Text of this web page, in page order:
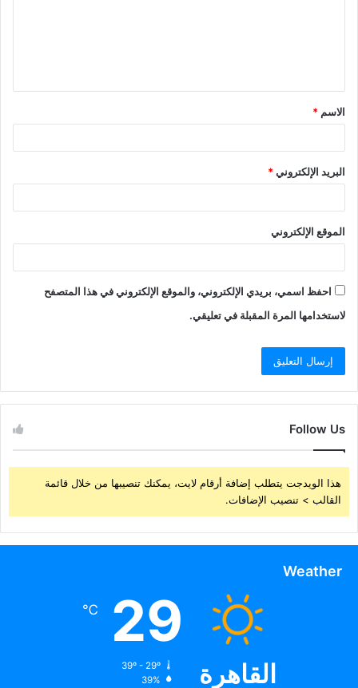
ق
*
الاسم *
البريد الإلكتروني*
الموقع الإلكتروني
احفظ اسمي، بريدي الإلكتروني، والموقع الإلكتروني في هذا المتصفح
لاستخدامها المرة المقبلة في تعليقي.
Follow Us
هذا الويدجت يتطلب إضافة أرقام لايت، يمكنك تنصيبها من خلال قائمة
القالب > تنصيب الإضافات.
Weather
القاهرة
29
℃
39º - 29º
39%